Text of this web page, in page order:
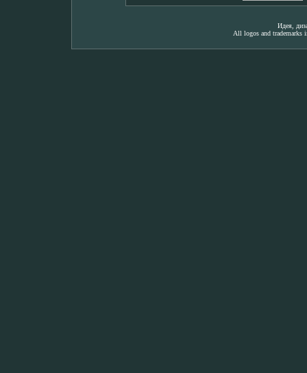
Идея,
All logos and trademarks